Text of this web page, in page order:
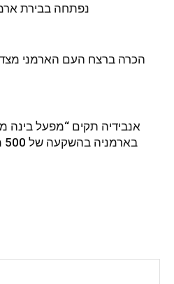
נפתחה בבירת
?הכרה ברצח העם הארמני מצד
אנבידיה תקים “מפעל בינה
בארמניה בהשקעה של 500 מיליון דולר